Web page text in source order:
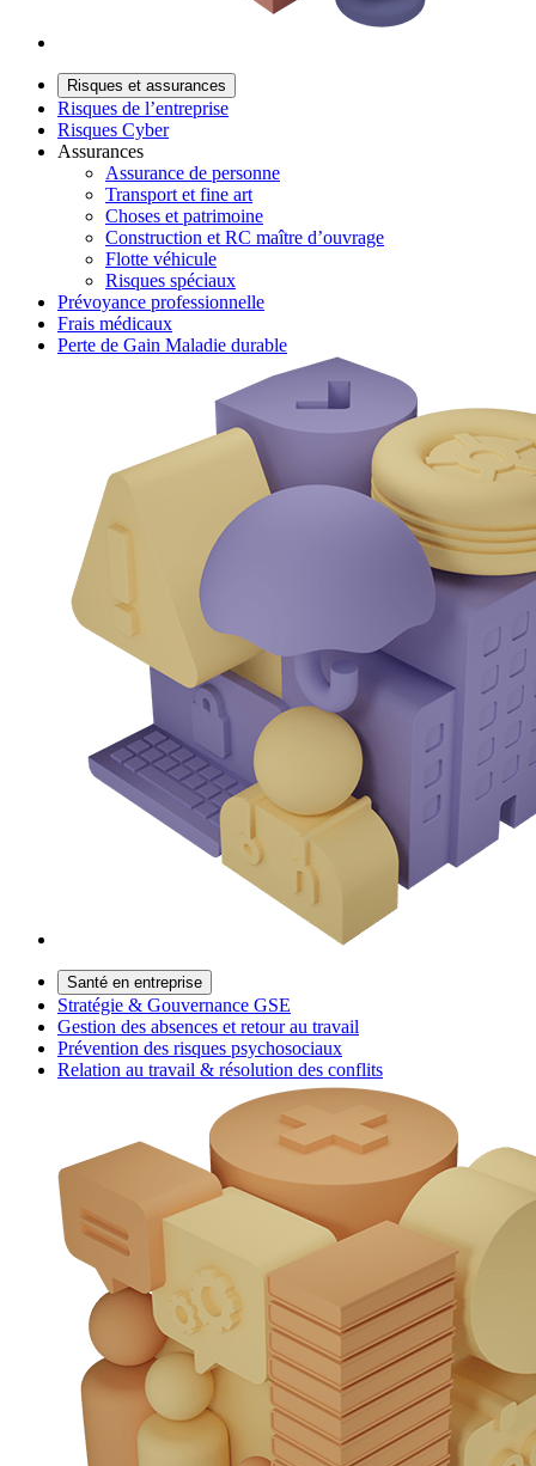
Risques et assurances
Risques de l’entreprise
Risques Cyber
Assurances
Assurance de personne
Transport et fine art
Choses et patrimoine
Construction et RC maître d’ouvrage
Flotte véhicule
Risques spéciaux
Prévoyance professionnelle
Frais médicaux
Perte de Gain Maladie durable
Santé en entreprise
Stratégie & Gouvernance GSE
Gestion des absences et retour au travail
Prévention des risques psychosociaux
Relation au travail & résolution des conflits